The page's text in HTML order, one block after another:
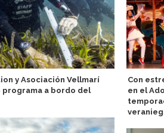
y Asociación Vellmarí
programa a bordo del
Con
en el